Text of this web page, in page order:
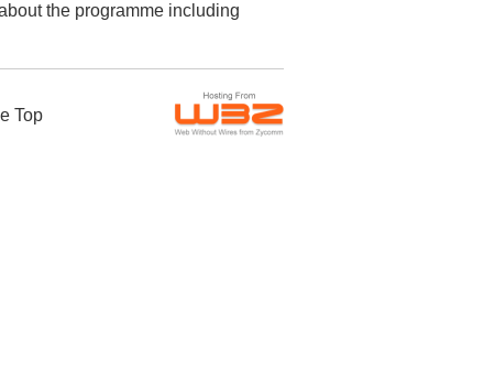
the programme including
Top